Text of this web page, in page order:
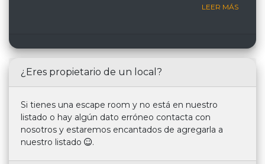
LEER MÁS
¿Eres propietario de un local?
Si tienes una escape room y no está en nuestro
listado o hay algún dato erróneo contacta con
nosotros y estaremos encantados de agregarla a
nuestro listado
.